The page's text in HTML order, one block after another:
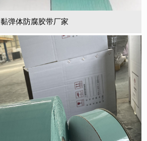
黏弹体防腐胶带厂家